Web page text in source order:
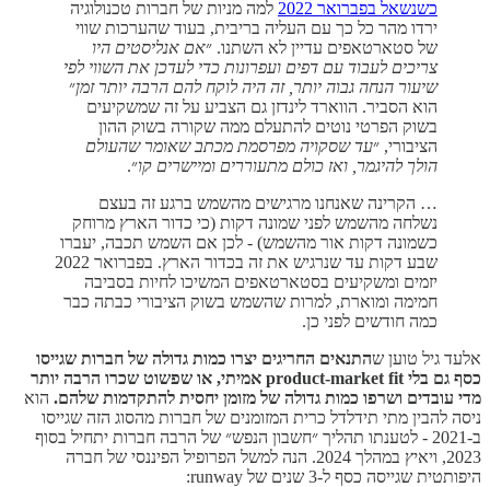
כשנשאל בפברואר 2022
למה מניות של חברות טכנולוגיה
ירדו מהר כל כך עם העליה בריבית, בעוד שהערכות שווי
של סטארטאפים עדיין לא השתנו. ״אם אנליסטים היו
צריכים לעבוד עם דפים ועפרונות כדי לעדכן את השווי לפי
שיעור הנחה גבוה יותר, זה היה לוקח להם הרבה יותר זמן״
הוא הסביר. הווארד לינדזן גם הצביע על זה שמשקיעים
בשוק הפרטי נוטים להתעלם ממה שקורה בשוק ההון
הציבורי, ״עד שסקויה מפרסמת מכתב שאומר שהעולם
הולך להיגמר, ואז כולם מתעוררים ומיישרים קו״.
… הקרינה שאנחנו מרגישים מהשמש ברגע זה בעצם
נשלחה מהשמש לפני שמונה דקות (כי כדור הארץ מרוחק
כשמונה דקות אור מהשמש) - לכן אם השמש תכבה, יעברו
שבע דקות עד שנרגיש את זה בכדור הארץ. בפברואר 2022
יזמים ומשקיעים בסטארטאפים המשיכו לחיות בסביבה
חמימה ומוארת, למרות שהשמש בשוק הציבורי כבתה כבר
כמה חודשים לפני כן.
אלעד גיל טוען שהתנאים החריגים יצרו כמות גדולה של חברות שגייסו
כסף גם בלי product-market fit אמיתי, או שפשוט שכרו הרבה יותר
מדי עובדים ושרפו כמות גדולה של מזומן יחסית להתקדמות שלהם. הוא
ניסה להבין מתי תידלדל כרית המזומנים של חברות מהסוג הזה שגייסו
ב-2021 - לטענתו תהליך ״חשבון הנפש״ של הרבה חברות יתחיל בסוף
2023, ויאיץ במהלך 2024. הנה למשל הפרופיל הפיננסי של חברה
היפותטית שגייסה כסף ל-3 שנים של runway: